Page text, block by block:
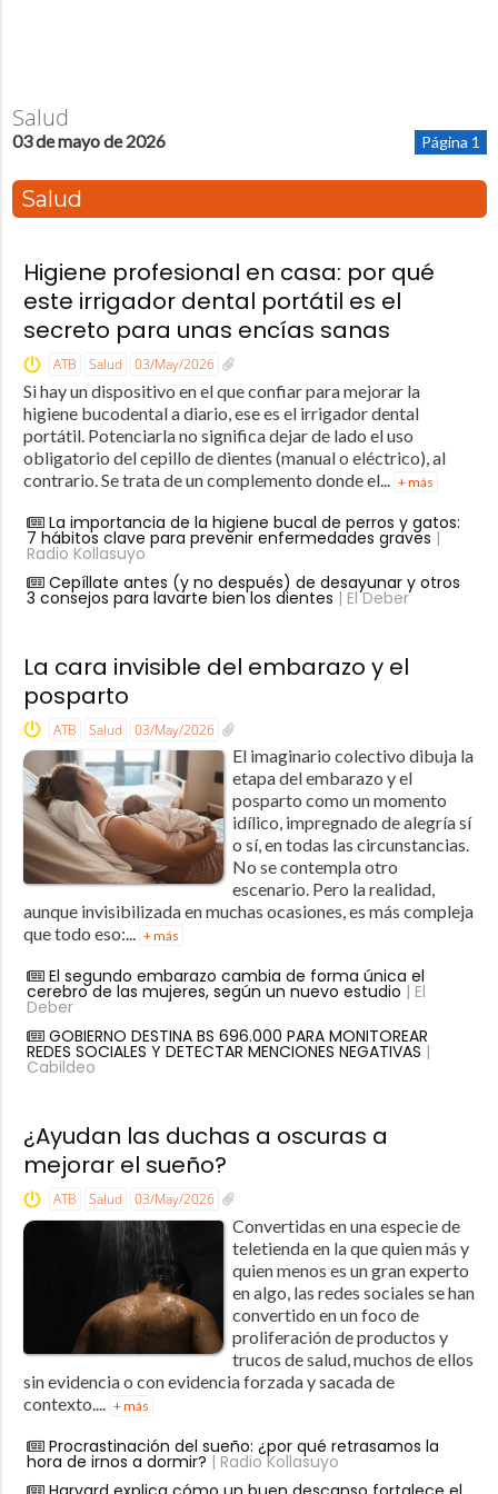
Salud
03 de mayo de 2026 Página 1
Salud
Higiene profesional en casa: por qué
este irrigador dental portátil es el
secreto para unas encías sanas
ATB Salud 03/May/2026
Si hay un dispositivo en el que confiar para mejorar la
higiene bucodental a diario, ese es el irrigador dental
portátil. Potenciarla no significa dejar de lado el uso
obligatorio del cepillo de dientes (manual o eléctrico), al
contrario. Se trata de un complemento donde el...
+ más
La importancia de la higiene bucal de perros y gatos:
7 hábitos clave para prevenir enfermedades graves |
Radio Kollasuyo
Cepíllate antes (y no después) de desayunar y otros
3 consejos para lavarte bien los dientes | El Deber
La cara invisible del embarazo y el
posparto
ATB Salud 03/May/2026
El imaginario colectivo dibuja la
etapa del embarazo y el
posparto como un momento
idílico, impregnado de alegría sí
o sí, en todas las circunstancias.
No se contempla otro
escenario. Pero la realidad,
aunque invisibilizada en muchas ocasiones, es más compleja
que todo eso:... + más
El segundo embarazo cambia de forma única el
cerebro de las mujeres, según un nuevo estudio | El
Deber
GOBIERNO DESTINA BS 696.000 PARA MONITOREAR
REDES SOCIALES Y DETECTAR MENCIONES NEGATIVAS |
Cabildeo
¿Ayudan las duchas a oscuras a
mejorar el sueño?
ATB Salud 03/May/2026
Convertidas en una especie de
teletienda en la que quien más y
quien menos es un gran experto
en algo, las redes sociales se han
convertido en un foco de
proliferación de productos y
trucos de salud, muchos de ellos
sin evidencia o con evidencia forzada y sacada de
contexto.... + más
Procrastinación del sueño: ¿por qué retrasamos la
hora de irnos a dormir? | Radio Kollasuyo